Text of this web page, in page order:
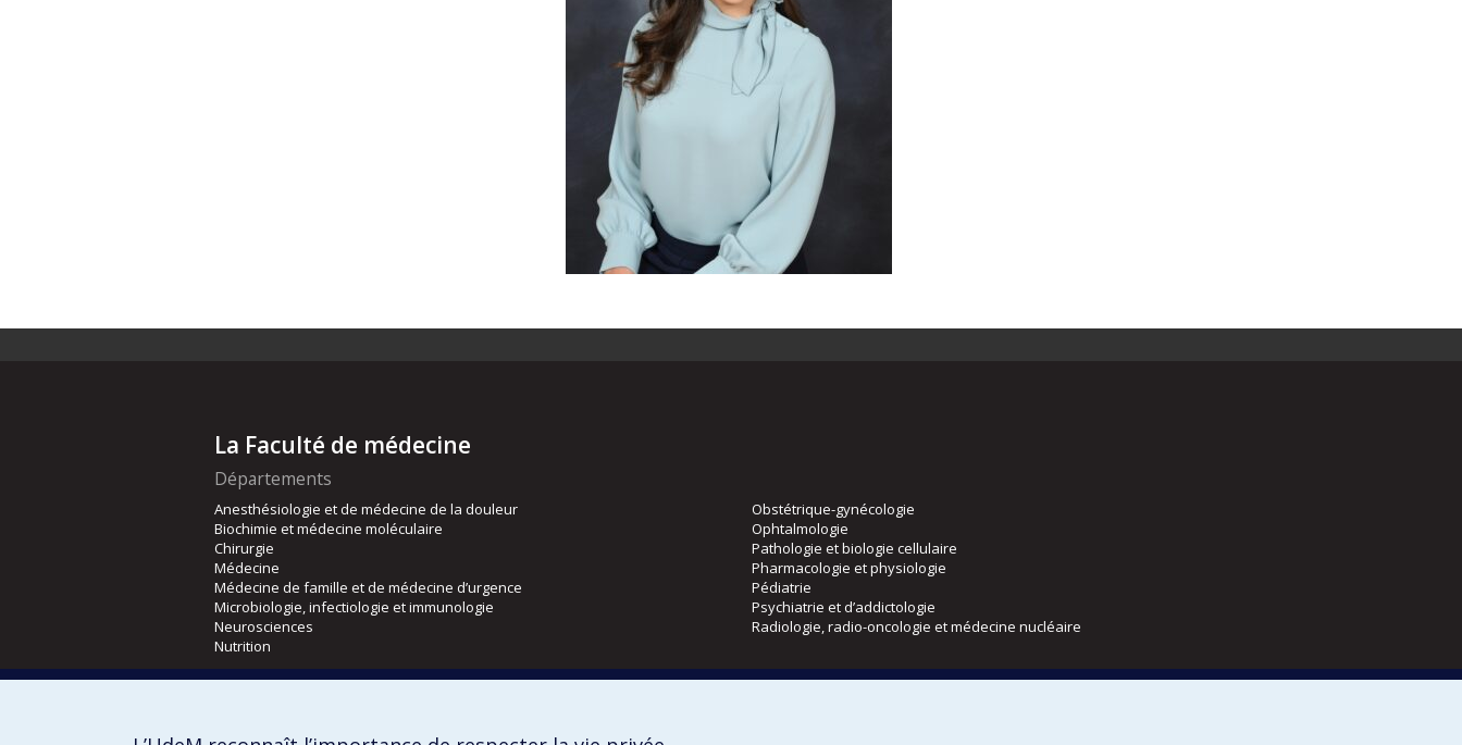
La Faculté de médecine
Départements
Anesthésiologie et de médecine de la douleur
Biochimie et médecine moléculaire
Chirurgie
Médecine
Médecine de famille et de médecine d’urgence
Microbiologie, infectiologie et immunologie
Neurosciences
Nutrition
Obstétrique-gynécologie
Ophtalmologie
Pathologie et biologie cellulaire
Pharmacologie et physiologie
Pédiatrie
Psychiatrie et d’addictologie
Radiologie, radio-oncologie et médecine nucléaire